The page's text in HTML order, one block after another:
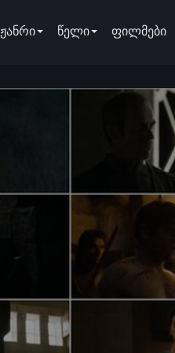
ჟანრი წელი ფილმები